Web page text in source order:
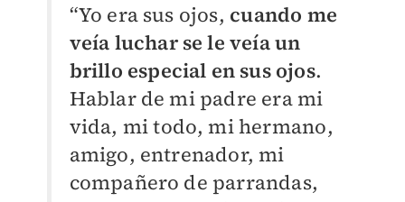
“Yo era sus ojos, cuando me
veía luchar se le veía un
brillo especial en sus ojos.
Hablar de mi padre era mi
vida, mi todo, mi hermano,
amigo, entrenador, mi
compañero de parrandas,